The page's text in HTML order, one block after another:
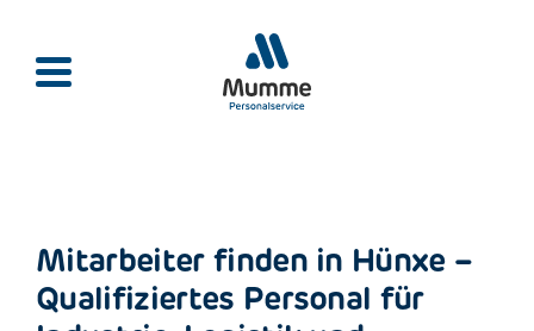
Mumme Personalservie
Mitarbeiter finden in Hünxe –
Qualifiziertes Personal für